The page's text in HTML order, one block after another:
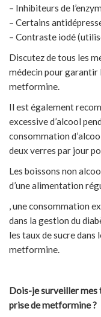
– Inhibiteurs de
– Certains
– Contraste iodé
Discutez de tous les
médecin pour garantir
metformine.
Il est également
excessive d’alcool
consommation
deux verres par jour
Les boissons non
d’une alimentation
, une consommation
dans la gestion du
les taux de sucre dans
metformine.
Dois-je surveiller mes
prise de metformine ?